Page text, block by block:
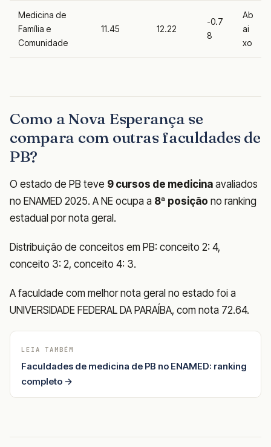
Medicina de
Família e
Comunidade
11.45 12.22
-0.7
8
Ab
ai
xo
Como a Nova Esperança se
compara com outras faculdades de
PB?
O estado de PB teve 9 cursos de medicina avaliados
no ENAMED 2025. A NE ocupa a 8ª posição no ranking
estadual por nota geral.
Distribuição de conceitos em PB: conceito 2: 4,
conceito 3: 2, conceito 4: 3.
A faculdade com melhor nota geral no estado foi a
UNIVERSIDADE FEDERAL DA PARAÍBA, com nota 72.64.
LEIA TAMBÉM
Faculdades de medicina de PB no ENAMED: ranking
completo →